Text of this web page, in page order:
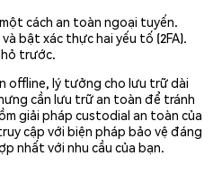
cách an toàn ngoại tuyến.
bật xác thực hai yếu tố (2FA).
trước.
offline, lý tưởng cho lưu trữ dài
cần lưu trữ an toàn để tránh
giải pháp custodial an toàn của
cập với biện pháp bảo vệ đáng
nhất với nhu cầu của bạn.